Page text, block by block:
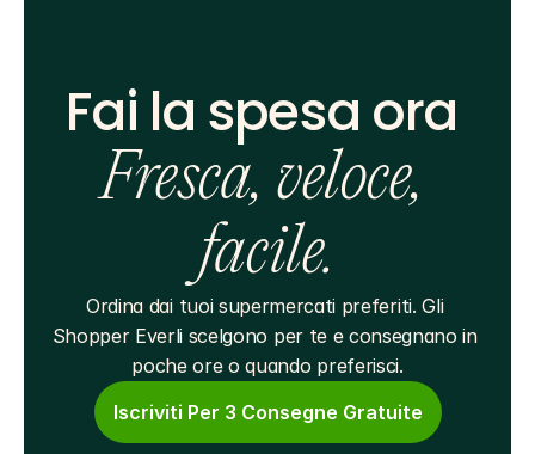
Fai la spesa ora
Fresca, veloce,
facile.
Ordina dai tuoi supermercati preferiti. Gli
Shopper Everli scelgono per te e consegnano in
poche ore o quando preferisci.
Iscriviti Per 3 Consegne Gratuite